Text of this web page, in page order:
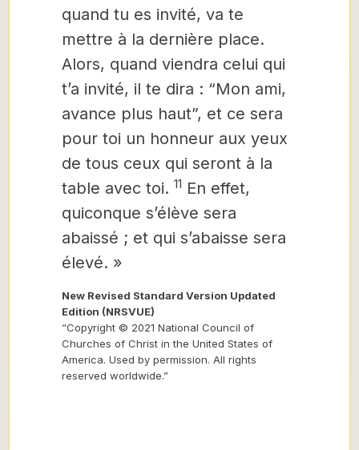
quand tu es invité, va te
mettre à la dernière place.
Alors, quand viendra celui qui
t’a invité, il te dira : “Mon ami,
avance plus haut”, et ce sera
pour toi un honneur aux yeux
de tous ceux qui seront à la
table avec toi. 11 En effet,
quiconque s’élève sera
abaissé ; et qui s’abaisse sera
élevé. »
New Revised Standard Version Updated
Edition (NRSVUE)
“Copyright © 2021 National Council of
Churches of Christ in the United States of
America. Used by permission. All rights
reserved worldwide.”